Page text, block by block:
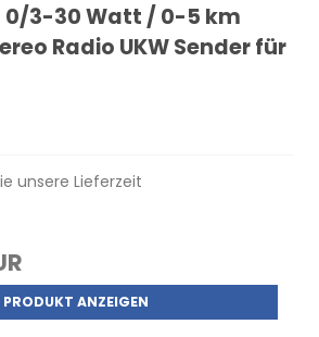
0/3-30 Watt / 0-5 km
Radio UKW Sender für
unsere Lieferzeit
PRODUKT ANZEIGEN